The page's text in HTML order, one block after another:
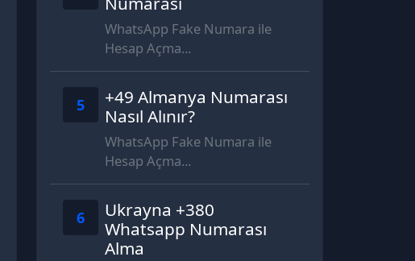
WhatsApp Fake Numara ile
Hesap Açma...
5
+49 Almanya Numarası
Nasıl Alınır?
WhatsApp Fake Numara ile
Hesap Açma...
6
Ukrayna +380
Whatsapp Numarası
Alma